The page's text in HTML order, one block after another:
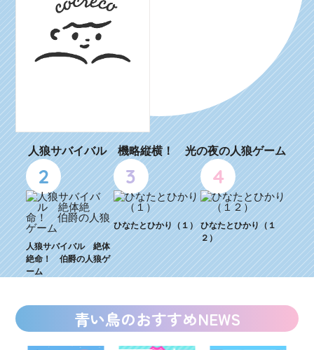
人狼サバイバル 機略縦横！ 光の夜の人狼ゲーム
2
人狼サバイバル 絶体
絶命！ 伯爵の人狼ゲ
ーム
3
ひなたとひかり（１）
4
ひなたとひかり（１
２）
青い鳥のおすすめNEWS